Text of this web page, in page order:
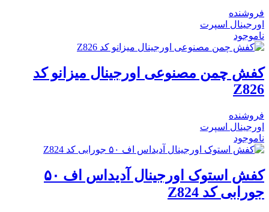
فروشنده
اورجینال اسپرت
ناموجود
کفش چمن مصنوعی اورجینال میزانو کد
Z826
فروشنده
اورجینال اسپرت
ناموجود
کفش استوک اورجینال آدیداس اف ۵۰
جورابی کد Z824